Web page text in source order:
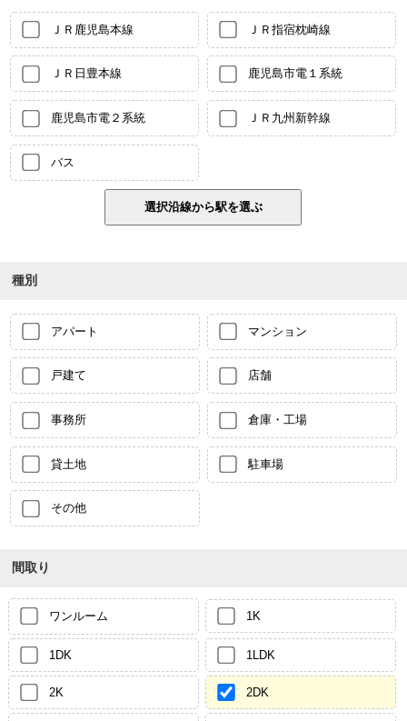
ＪＲ鹿児島本線 ＪＲ指宿枕崎線
ＪＲ日豊本線 鹿児島市電１系統
鹿児島市電２系統 ＪＲ九州新幹線
バス
種別
アパート マンション
戸建て 店舗
事務所 倉庫・工場
貸土地 駐車場
その他
間取り
ワンルーム 1K
1DK 1LDK
2K 2DK